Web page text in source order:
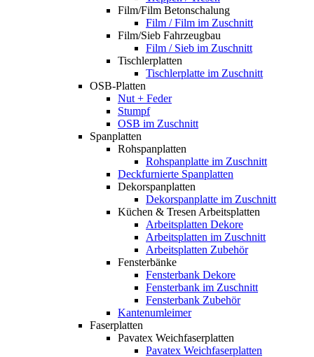
Film/Film Betonschalung
Film / Film im Zuschnitt
Film/Sieb Fahrzeugbau
Film / Sieb im Zuschnitt
Tischlerplatten
Tischlerplatte im Zuschnitt
OSB-Platten
Nut + Feder
Stumpf
OSB im Zuschnitt
Spanplatten
Rohspanplatten
Rohspanplatte im Zuschnitt
Deckfurnierte Spanplatten
Dekorspanplatten
Dekorspanplatte im Zuschnitt
Küchen & Tresen Arbeitsplatten
Arbeitsplatten Dekore
Arbeitsplatten im Zuschnitt
Arbeitsplatten Zubehör
Fensterbänke
Fensterbank Dekore
Fensterbank im Zuschnitt
Fensterbank Zubehör
Kantenumleimer
Faserplatten
Pavatex Weichfaserplatten
Pavatex Weichfaserplatten